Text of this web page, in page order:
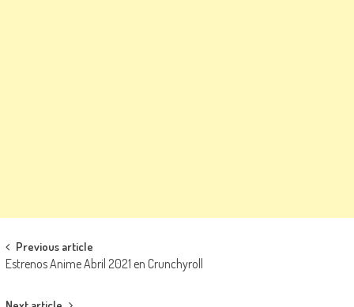
Navegación de entradas
Previous article
Estrenos Anime Abril 2021 en Crunchyroll